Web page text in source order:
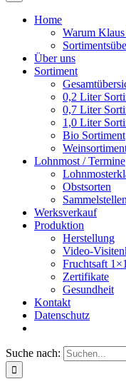
Home
Warum
Über uns
Sortiment
0,2 Liter
0,7 Liter
1,0 Liter
Bio Sortiment
Lohnmost / Termine
Obstsorten
Sammelstellen
Werksverkauf
Produktion
Herstellung
Video-
Fruchtsaft 1×1
Zertifikate
Gesundheit
Kontakt
Datenschutz
Suche nach: